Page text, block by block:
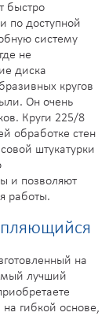
быстро
по доступной
систему
не
диска
кругов
Он очень
Круги 225/8
обработке стен
штукатурки
и позволяют
работы.
на
лучший
гибкой основе,